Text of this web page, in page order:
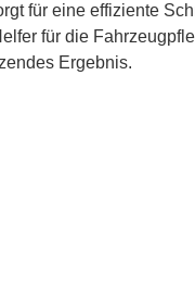
für eine effiziente
für die
Ergebnis.